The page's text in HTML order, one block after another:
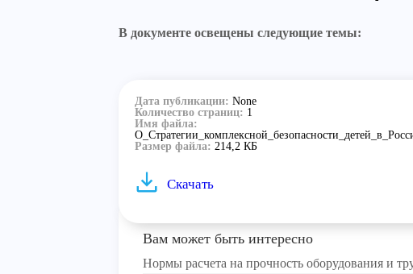
В документе освещены следующие темы:
Дата публикации: None
Количество страниц: 1
Имя файла:
Размер файла: 214,2 КБ
Скачать
Вам может быть интересно
Нормы расчета на прочность оборудования и